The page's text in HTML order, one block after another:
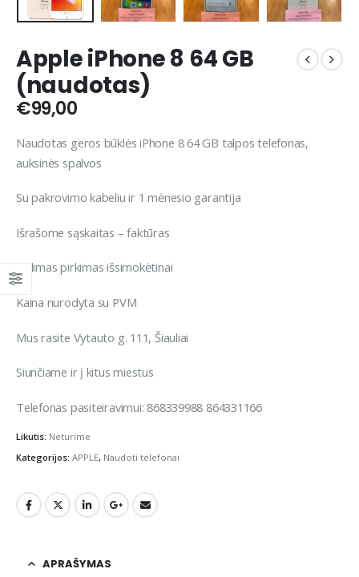
Apple iPhone 8 64 GB
(naudotas)
€99,00
Naudotas geros būklės iPhone 8 64 GB talpos telefonas,
auksinės spalvos
Su pakrovimo kabeliu ir 1 mėnesio garantija
Išrašome sąskaitas – faktūras
Galimas pirkimas išsimokėtinai
Kaina nurodyta su PVM
Mus rasite Vytauto g. 111, Šiauliai
Siunčiame ir į kitus miestus
Telefonas pasiteiravimui: 868339988 864331166
Likutis: Neturime
Kategorijos: APPLE, Naudoti telefonai
APRAŠYMAS